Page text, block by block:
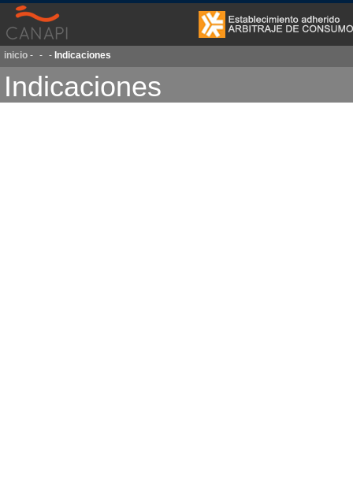
inicio - - - Indicaciones
Indicaciones